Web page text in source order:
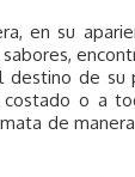
en su
destino de
o a
de